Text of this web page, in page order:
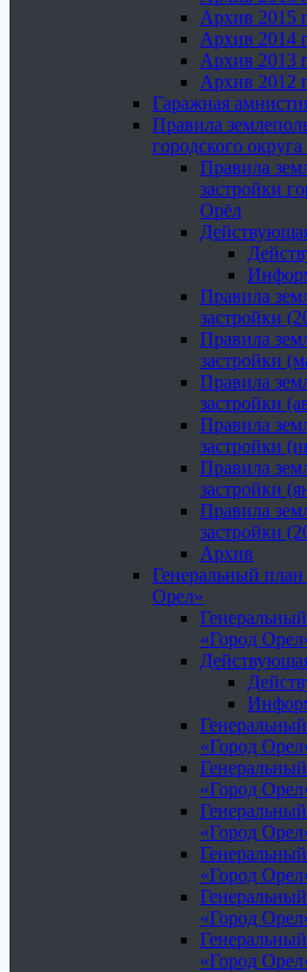
Архив 2015
Архив 2014
Архив 2013
Архив 2012
Гаражная
Правила
городского
Правила
застройки
Орёл
Правила
застройки
Правила
застройки
Правила
застройки
Правила
застройки
Правила
застройки
Правила
застройки
Архив
Генеральный план
Орел»
«Город
«Город
«Город
«Город
«Город
«Город
«Город